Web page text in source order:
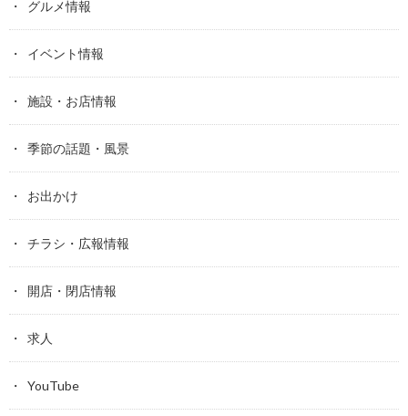
グルメ情報
イベント情報
施設・お店情報
季節の話題・風景
お出かけ
チラシ・広報情報
開店・閉店情報
求人
YouTube